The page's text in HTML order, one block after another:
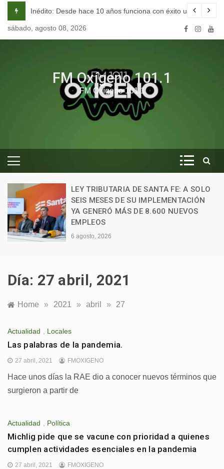
content
COMUNIDADES”
Inédito: Desde hace 10 años funciona con éxito una
sábado, agosto 08, 2026
FM Oxígeno 101.1
FM Oxígeno 101.1
LEY TRIBUTARIA DE SANTA FE: A SOLO
SEIS MESES DE SU IMPLEMENTACIÓN
YA GENERÓ MÁS DE 8.600 NUEVOS
EMPLEOS
6 agosto, 2026
Día: 27 abril, 2021
Home » 2021 » abril » 27
Actualidad , Locales
Las palabras de la pandemia.
27 abril, 2021 FMOXIGENO
Hace unos días la RAE dio a conocer nuevos términos que
surgieron a partir de
Actualidad Política
Michlig pide que se vacune con prioridad a quienes
cumplen actividades esenciales en la pandemia
27 abril, 2021 FMOXIGENO